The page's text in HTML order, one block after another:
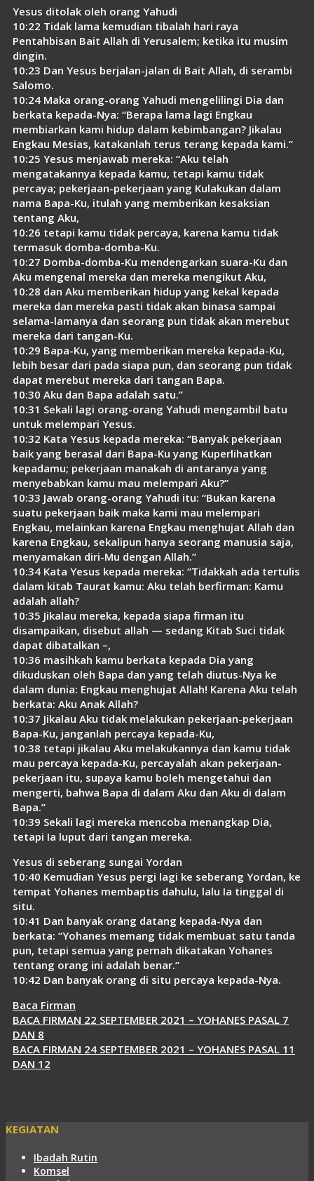
Yesus ditolak oleh orang Yahudi
10:22 Tidak lama kemudian tibalah hari raya
Pentahbisan Bait Allah di Yerusalem; ketika itu musim
dingin.
10:23 Dan Yesus berjalan-jalan di Bait Allah, di serambi
Salomo.
10:24 Maka orang-orang Yahudi mengelilingi Dia dan
berkata kepada-Nya: “Berapa lama lagi Engkau
membiarkan kami hidup dalam kebimbangan? Jikalau
Engkau Mesias, katakanlah terus terang kepada kami.”
10:25 Yesus menjawab mereka: “Aku telah
mengatakannya kepada kamu, tetapi kamu tidak
percaya; pekerjaan-pekerjaan yang Kulakukan dalam
nama Bapa-Ku, itulah yang memberikan kesaksian
tentang Aku,
10:26 tetapi kamu tidak percaya, karena kamu tidak
termasuk domba-domba-Ku.
10:27 Domba-domba-Ku mendengarkan suara-Ku dan
Aku mengenal mereka dan mereka mengikut Aku,
10:28 dan Aku memberikan hidup yang kekal kepada
mereka dan mereka pasti tidak akan binasa sampai
selama-lamanya dan seorang pun tidak akan merebut
mereka dari tangan-Ku.
10:29 Bapa-Ku, yang memberikan mereka kepada-Ku,
lebih besar dari pada siapa pun, dan seorang pun tidak
dapat merebut mereka dari tangan Bapa.
10:30 Aku dan Bapa adalah satu.”
10:31 Sekali lagi orang-orang Yahudi mengambil batu
untuk melempari Yesus.
10:32 Kata Yesus kepada mereka: “Banyak pekerjaan
baik yang berasal dari Bapa-Ku yang Kuperlihatkan
kepadamu; pekerjaan manakah di antaranya yang
menyebabkan kamu mau melempari Aku?”
10:33 Jawab orang-orang Yahudi itu: “Bukan karena
suatu pekerjaan baik maka kami mau melempari
Engkau, melainkan karena Engkau menghujat Allah dan
karena Engkau, sekalipun hanya seorang manusia saja,
menyamakan diri-Mu dengan Allah.”
10:34 Kata Yesus kepada mereka: “Tidakkah ada tertulis
dalam kitab Taurat kamu: Aku telah berfirman: Kamu
adalah allah?
10:35 Jikalau mereka, kepada siapa firman itu
disampaikan, disebut allah — sedang Kitab Suci tidak
dapat dibatalkan –,
10:36 masihkah kamu berkata kepada Dia yang
dikuduskan oleh Bapa dan yang telah diutus-Nya ke
dalam dunia: Engkau menghujat Allah! Karena Aku telah
berkata: Aku Anak Allah?
10:37 Jikalau Aku tidak melakukan pekerjaan-pekerjaan
Bapa-Ku, janganlah percaya kepada-Ku,
10:38 tetapi jikalau Aku melakukannya dan kamu tidak
mau percaya kepada-Ku, percayalah akan pekerjaan-
pekerjaan itu, supaya kamu boleh mengetahui dan
mengerti, bahwa Bapa di dalam Aku dan Aku di dalam
Bapa.”
10:39 Sekali lagi mereka mencoba menangkap Dia,
tetapi Ia luput dari tangan mereka.
Yesus di seberang sungai Yordan
10:40 Kemudian Yesus pergi lagi ke seberang Yordan, ke
tempat Yohanes membaptis dahulu, lalu Ia tinggal di
situ.
10:41 Dan banyak orang datang kepada-Nya dan
berkata: “Yohanes memang tidak membuat satu tanda
pun, tetapi semua yang pernah dikatakan Yohanes
tentang orang ini adalah benar.”
10:42 Dan banyak orang di situ percaya kepada-Nya.
Kategori
Baca Firman
BACA FIRMAN 22 SEPTEMBER 2021 – YOHANES PASAL 7
DAN 8
BACA FIRMAN 24 SEPTEMBER 2021 – YOHANES PASAL 11
DAN 12
KEGIATAN
Ibadah Rutin
Komsel